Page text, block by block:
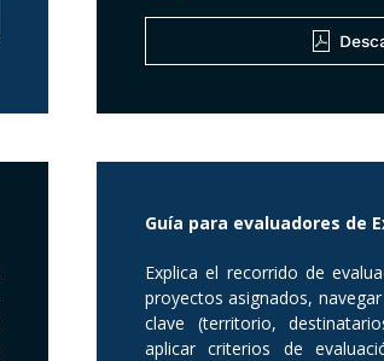
Guía para evaluadores de
Explica el recorrido de
proyectos asignados,
clave (territorio,
aplicar criterios de